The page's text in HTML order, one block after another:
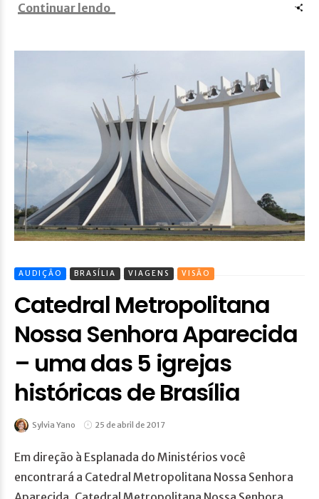
Continuar lendo
AUDIÇÃO BRASÍLIA VIAGENS VISÃO
Catedral Metropolitana
Nossa Senhora Aparecida
– uma das 5 igrejas
históricas de Brasília
Sylvia Yano 25 de abril de 2017
Em direção à Esplanada do Ministérios você
encontrará a Catedral Metropolitana Nossa Senhora